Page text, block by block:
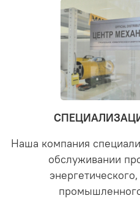
Наша компания
обслуживании